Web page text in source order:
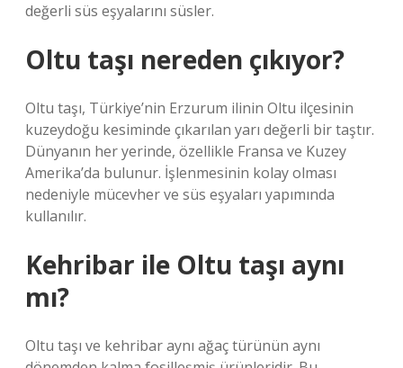
değerli süs eşyalarını süsler.
Oltu taşı nereden çıkıyor?
Oltu taşı, Türkiye’nin Erzurum ilinin Oltu ilçesinin
kuzeydoğu kesiminde çıkarılan yarı değerli bir taştır.
Dünyanın her yerinde, özellikle Fransa ve Kuzey
Amerika’da bulunur. İşlenmesinin kolay olması
nedeniyle mücevher ve süs eşyaları yapımında
kullanılır.
Kehribar ile Oltu taşı aynı
mı?
Oltu taşı ve kehribar aynı ağaç türünün aynı